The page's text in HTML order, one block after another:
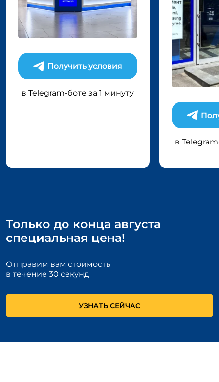
Получить условия
в Telegram-боте за 1 минуту
в
Только до конца августа
специальная цена!
Отправим вам стоимость
в течение 30 секунд
УЗНАТЬ СЕЙЧАС